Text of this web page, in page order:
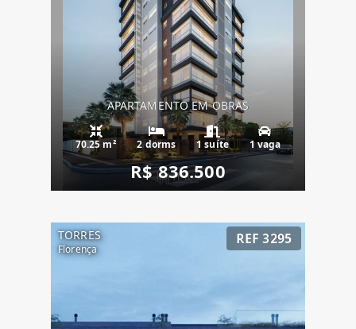
APARTAMENTO EM OBRAS
70.25 m² 2 dorms 1 suíte 1 vaga
R$ 836.500
TORRES
Florença
REF 3295